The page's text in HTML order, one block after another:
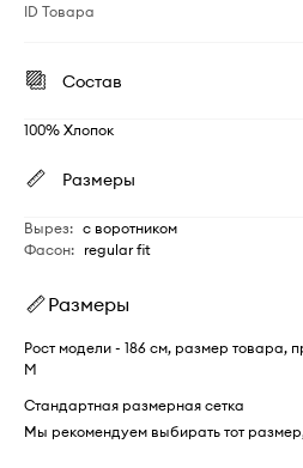
ID Товара
Состав
100% Хлопок
Размеры
Вырез: с воротником
Фасон: regular fit
Размеры
Рост модели - 186 см, размер товара,
M
Стандартная размерная сетка
Мы рекомендуем выбирать тот